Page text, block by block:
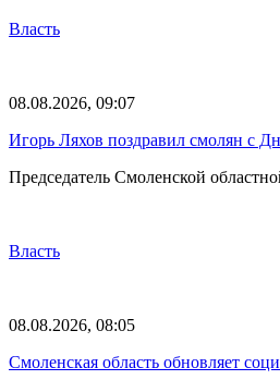
Власть
08.08.2026, 09:07
Игорь Ляхов поздравил смолян с
Председатель Смоленской
Власть
08.08.2026, 08:05
Смоленская область обновляет